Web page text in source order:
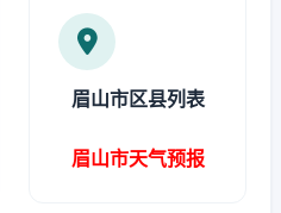
眉山市区县列表
眉山市天气预报